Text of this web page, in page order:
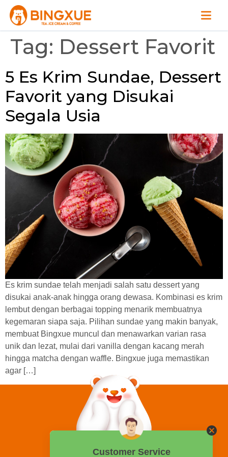
Tag: Dessert Favorit
5 Es Krim Sundae, Dessert
Favorit yang Disukai
Segala Usia
Es krim sundae telah menjadi salah satu dessert yang
disukai anak-anak hingga orang dewasa. Kombinasi es krim
lembut dengan berbagai topping menarik membuatnya
kegemaran siapa saja. Pilihan sundae yang makin banyak,
membuat Bingxue muncul dan menawarkan varian rasa
unik dan lezat, mulai dari vanilla dengan kacang merah
hingga matcha dengan waffle. Bingxue juga memastikan
agar […]